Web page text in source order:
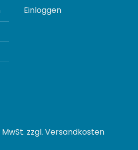
Einloggen
zzgl. Versandkosten